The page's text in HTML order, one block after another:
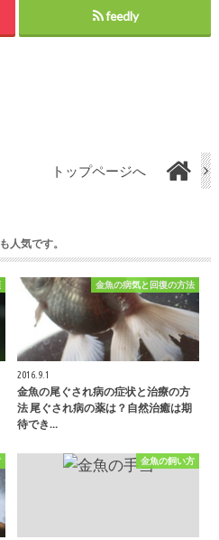
feedly
トップページへ
人気です。
金魚の病気と回復の方法
2016.9.1
金魚の尾ぐされ病の症状と治療の方
法 尾ぐされ病の薬は？自然治癒は期
待でき…
金魚の飼い方